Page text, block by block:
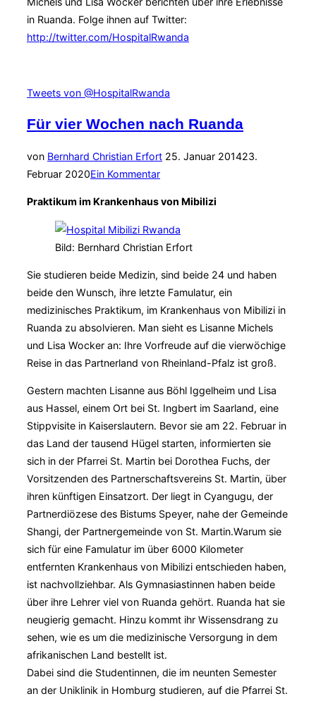
in Ruanda. Folge ihnen auf Twitter:
http://twitter.com/HospitalRwanda
Tweets von @HospitalRwanda
Für vier Wochen nach Ruanda
von Bernhard Christian ErfortVeröffentlicht
25. Januar 201423.
Februar 2020Ein Kommentar
Praktikum im Krankenhaus von Mibilizi
Bild: Bernhard Christian Erfort
Sie studieren beide Medizin, sind beide 24 und haben
beide den Wunsch, ihre letzte Famulatur, ein
medizinisches Praktikum, im Krankenhaus von Mibilizi in
Ruanda zu absolvieren. Man sieht es Lisanne Michels
und Lisa Wocker an: Ihre Vorfreude auf die vierwöchige
Reise in das Partnerland von Rheinland-Pfalz ist groß.
Gestern machten Lisanne aus Böhl Iggelheim und Lisa
aus Hassel, einem Ort bei St. Ingbert im Saarland, eine
Stippvisite in Kaiserslautern. Bevor sie am 22. Februar in
das Land der tausend Hügel starten, informierten sie
sich in der Pfarrei St. Martin bei Dorothea Fuchs, der
Vorsitzenden des Partnerschaftsvereins St. Martin, über
ihren künftigen Einsatzort. Der liegt in Cyangugu, der
Partnerdiözese des Bistums Speyer, nahe der Gemeinde
Shangi, der Partnergemeinde von St. Martin.Warum sie
sich für eine Famulatur im über 6000 Kilometer
entfernten Krankenhaus von Mibilizi entschieden haben,
ist nachvollziehbar. Als Gymnasiastinnen haben beide
über ihre Lehrer viel von Ruanda gehört. Ruanda hat sie
neugierig gemacht. Hinzu kommt ihr Wissensdrang zu
sehen, wie es um die medizinische Versorgung in dem
afrikanischen Land bestellt ist.
Dabei sind die Studentinnen, die im neunten Semester
an der Uniklinik in Homburg studieren, auf die Pfarrei St.